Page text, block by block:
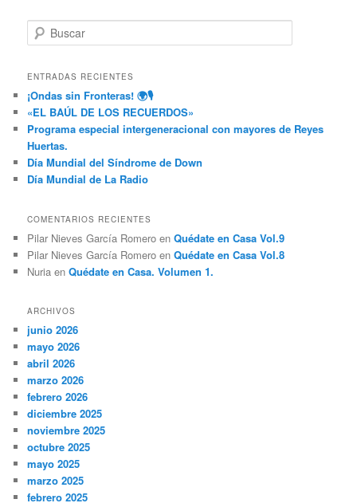
u
c
r
ENTRADAS RECIENTES
¡Ondas sin Fronteras! 🌍🎙️
«EL BAÚL DE LOS RECUERDOS»
Programa especial intergeneracional con mayores de Reyes
Huertas.
Día Mundial del Síndrome de Down
Día Mundial de La Radio
COMENTARIOS RECIENTES
Pilar Nieves García Romero enQuédate en Casa Vol.9
Pilar Nieves García Romero enQuédate en Casa Vol.8
Nuria enQuédate en Casa. Volumen 1.
ARCHIVOS
junio 2026
mayo 2026
abril 2026
marzo 2026
febrero 2026
diciembre 2025
noviembre 2025
octubre 2025
mayo 2025
marzo 2025
febrero 2025